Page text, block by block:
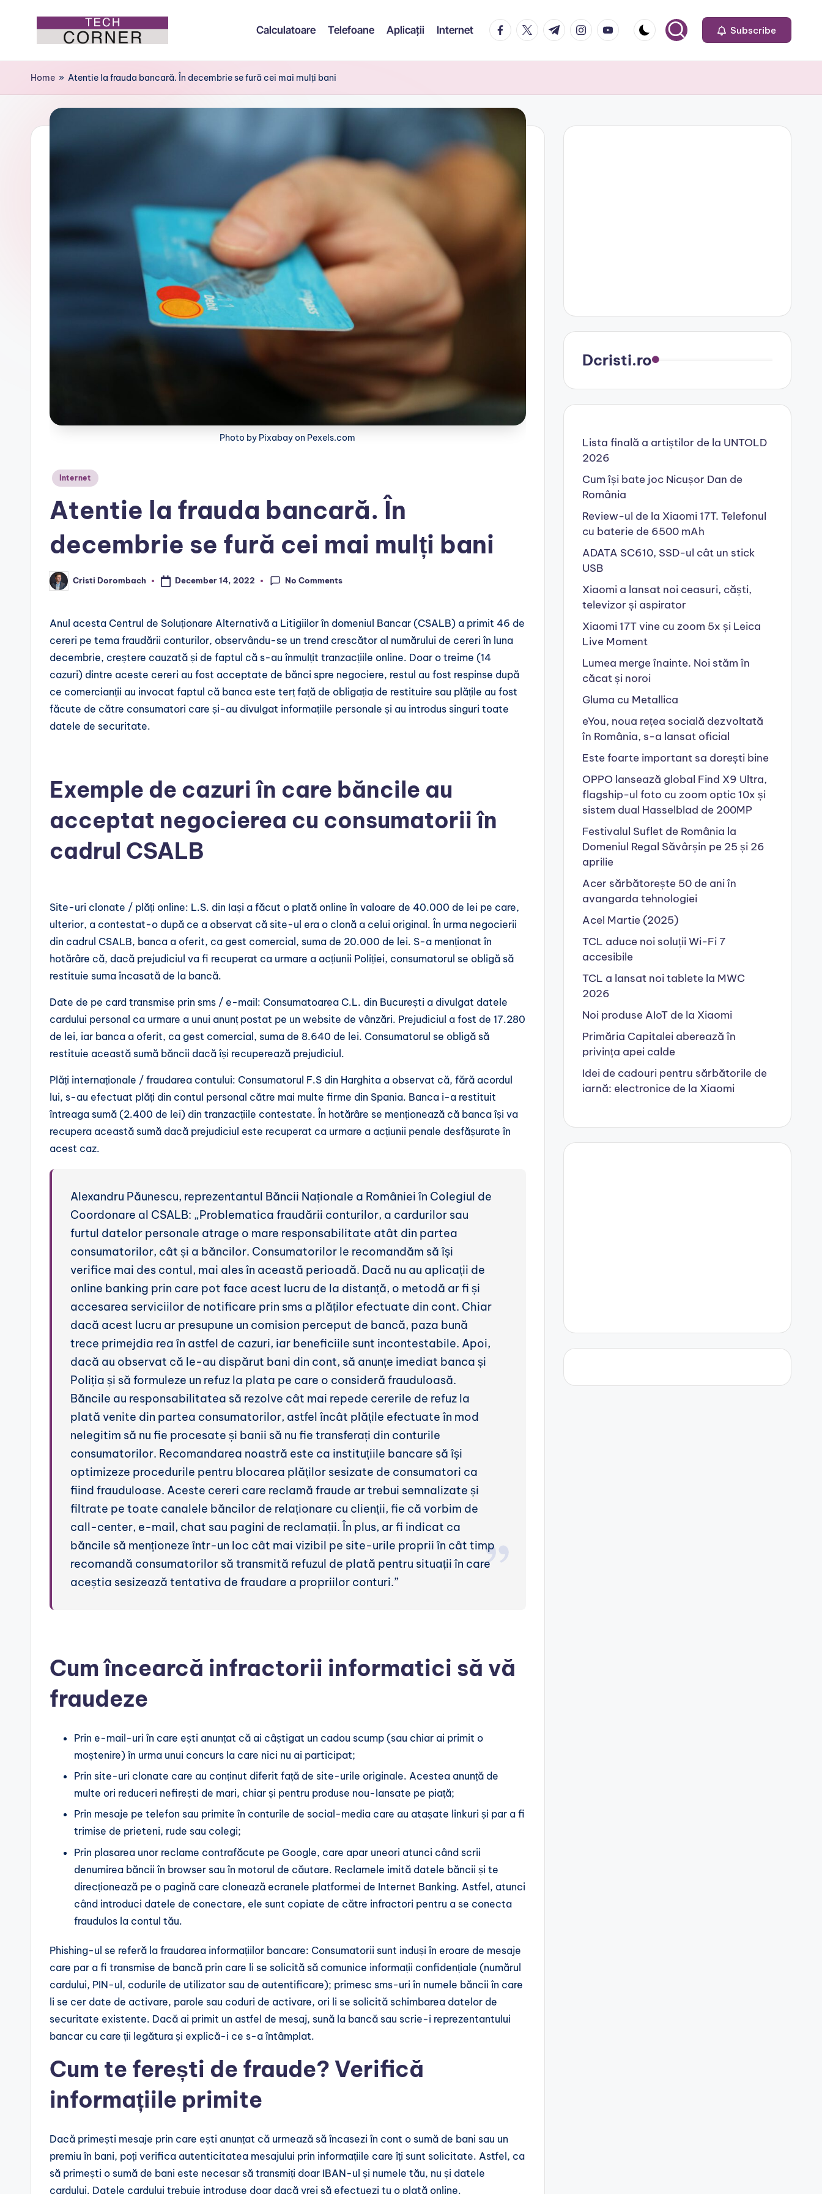
T
e
h
C
de
Calculatoare Telefoane Aplicații Internet facebook.com
twitter.com
t.me instagram.com
youtube.com Subscribe
Home » Atentie la frauda bancară. În decembrie se fură cei mai mulți bani
Photo by Pixabay on Pexels.com
Posted
Internet
Atentie la frauda bancară. În
decembrie se fură cei mai mulți bani
Posted
by
Cristi Dorombach December 14, 2022 No Comments
Anul acesta Centrul de Soluționare Alternativă a Litigiilor în domeniul Bancar (CSALB) a primit 46 de
cereri pe tema fraudării conturilor, observându-se un trend crescător al numărului de cereri în luna
decembrie, creștere cauzată și de faptul că s-au înmulțit tranzacțiile online. Doar o treime (14
cazuri) dintre aceste cereri au fost acceptate de bănci spre negociere, restul au fost respinse după
ce comercianții au invocat faptul că banca este terț față de obligația de restituire sau plățile au fost
făcute de către consumatori care și-au divulgat informațiile personale și au introdus singuri toate
datele de securitate.
Exemple de cazuri în care băncile au
acceptat negocierea cu consumatorii în
cadrul CSALB
Site-uri clonate / plăți online: L.S. din Iași a făcut o plată online în valoare de 40.000 de lei pe care,
ulterior, a contestat-o după ce a observat că site-ul era o clonă a celui original. În urma negocierii
din cadrul CSALB, banca a oferit, ca gest comercial, suma de 20.000 de lei. S-a menționat în
hotărâre că, dacă prejudiciul va fi recuperat ca urmare a acțiunii Poliției, consumatorul se obligă să
restituie suma încasată de la bancă.
Date de pe card transmise prin sms / e-mail: Consumatoarea C.L. din București a divulgat datele
cardului personal ca urmare a unui anunț postat pe un website de vânzări. Prejudiciul a fost de 17.280
de lei, iar banca a oferit, ca gest comercial, suma de 8.640 de lei. Consumatorul se obligă să
restituie această sumă băncii dacă își recuperează prejudiciul.
Plăți internaționale / fraudarea contului: Consumatorul F.S din Harghita a observat că, fără acordul
lui, s-au efectuat plăți din contul personal către mai multe firme din Spania. Banca i-a restituit
întreaga sumă (2.400 de lei) din tranzacțiile contestate. În hotărâre se menționează că banca își va
recupera această sumă dacă prejudiciul este recuperat ca urmare a acțiunii penale desfășurate în
acest caz.
Alexandru Păunescu, reprezentantul Băncii Naționale a României în Colegiul de
Coordonare al CSALB: „Problematica fraudării conturilor, a cardurilor sau
furtul datelor personale atrage o mare responsabilitate atât din partea
consumatorilor, cât și a băncilor. Consumatorilor le recomandăm să își
verifice mai des contul, mai ales în această perioadă. Dacă nu au aplicații de
online banking prin care pot face acest lucru de la distanță, o metodă ar fi și
accesarea serviciilor de notificare prin sms a plăților efectuate din cont. Chiar
dacă acest lucru ar presupune un comision perceput de bancă, paza bună
trece primejdia rea în astfel de cazuri, iar beneficiile sunt incontestabile. Apoi,
dacă au observat că le-au dispărut bani din cont, să anunțe imediat banca și
Poliția și să formuleze un refuz la plata pe care o consideră frauduloasă.
Băncile au responsabilitatea să rezolve cât mai repede cererile de refuz la
plată venite din partea consumatorilor, astfel încât plățile efectuate în mod
nelegitim să nu fie procesate și banii să nu fie transferați din conturile
consumatorilor. Recomandarea noastră este ca instituțiile bancare să își
optimizeze procedurile pentru blocarea plăților sesizate de consumatori ca
fiind frauduloase. Aceste cereri care reclamă fraude ar trebui semnalizate și
filtrate pe toate canalele băncilor de relaționare cu clienții, fie că vorbim de
call-center, e-mail, chat sau pagini de reclamații. În plus, ar fi indicat ca
băncile să menționeze într-un loc cât mai vizibil pe site-urile proprii în cât timp
recomandă consumatorilor să transmită refuzul de plată pentru situații în care
aceștia sesizează tentativa de fraudare a propriilor conturi.”
Cum încearcă infractorii informatici să vă
fraudeze
Prin e-mail-uri în care ești anunțat că ai câștigat un cadou scump (sau chiar ai primit o
moștenire) în urma unui concurs la care nici nu ai participat;
Prin site-uri clonate care au conținut diferit față de site-urile originale. Acestea anunță de
multe ori reduceri nefirești de mari, chiar și pentru produse nou-lansate pe piață;
Prin mesaje pe telefon sau primite în conturile de social-media care au atașate linkuri și par a fi
trimise de prieteni, rude sau colegi;
Prin plasarea unor reclame contrafăcute pe Google, care apar uneori atunci când scrii
denumirea băncii în browser sau în motorul de căutare. Reclamele imită datele băncii și te
direcționează pe o pagină care clonează ecranele platformei de Internet Banking. Astfel, atunci
când introduci datele de conectare, ele sunt copiate de către infractori pentru a se conecta
fraudulos la contul tău.
Phishing-ul se referă la fraudarea informațiilor bancare: Consumatorii sunt induși în eroare de mesaje
care par a fi transmise de bancă prin care li se solicită să comunice informații confidențiale (numărul
cardului, PIN-ul, codurile de utilizator sau de autentificare); primesc sms-uri în numele băncii în care
li se cer date de activare, parole sau coduri de activare, ori li se solicită schimbarea datelor de
securitate existente. Dacă ai primit un astfel de mesaj, sună la bancă sau scrie-i reprezentantului
bancar cu care ții legătura și explică-i ce s-a întâmplat.
Cum te ferești de fraude? Verifică
informațiile primite
Dacă primești mesaje prin care ești anunțat că urmează să încasezi în cont o sumă de bani sau un
premiu în bani, poți verifica autenticitatea mesajului prin informațiile care îți sunt solicitate. Astfel, ca
să primești o sumă de bani este necesar să transmiți doar IBAN-ul și numele tău, nu și datele
cardului. Datele cardului trebuie introduse doar dacă vrei să efectuezi tu o plată online.
Dcristi.ro
Lista finală a artiștilor de la UNTOLD
2026
Cum își bate joc Nicușor Dan de
România
Review-ul de la Xiaomi 17T. Telefonul
cu baterie de 6500 mAh
ADATA SC610, SSD-ul cât un stick
USB
Xiaomi a lansat noi ceasuri, căști,
televizor și aspirator
Xiaomi 17T vine cu zoom 5x și Leica
Live Moment
Lumea merge înainte. Noi stăm în
căcat și noroi
Gluma cu Metallica
eYou, noua rețea socială dezvoltată
în România, s-a lansat oficial
Este foarte important sa dorești bine
OPPO lansează global Find X9 Ultra,
flagship-ul foto cu zoom optic 10x și
sistem dual Hasselblad de 200MP
Festivalul Suflet de România la
Domeniul Regal Săvârșin pe 25 și 26
aprilie
Acer sărbătorește 50 de ani în
avangarda tehnologiei
Acel Martie (2025)
TCL aduce noi soluții Wi-Fi 7
accesibile
TCL a lansat noi tablete la MWC
2026
Noi produse AIoT de la Xiaomi
Primăria Capitalei aberează în
privința apei calde
Idei de cadouri pentru sărbătorile de
iarnă: electronice de la Xiaomi